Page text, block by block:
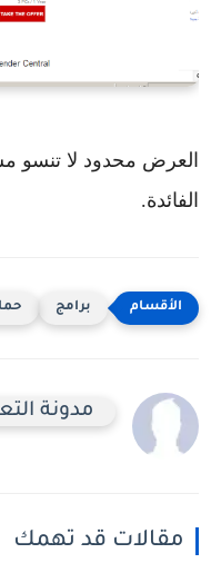
العرض محدود لا تنسو
الفائدة.
برامج
مدونة
مقالات قد تهمك